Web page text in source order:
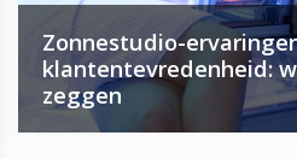
Zonnestudio-
klantentevredenheid:
zeggen